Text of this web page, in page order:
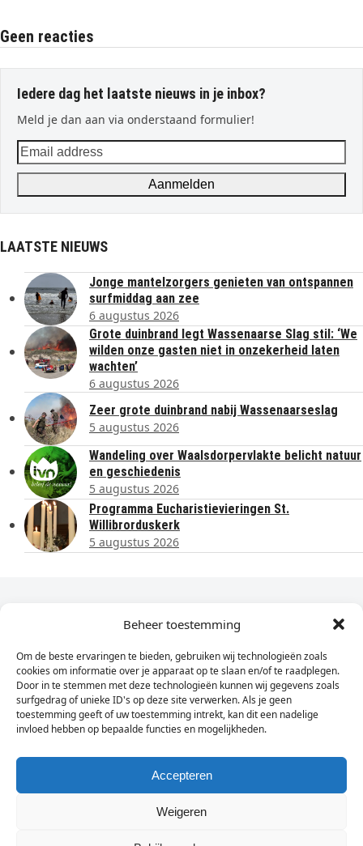
Beheer toestemming
Om de beste ervaringen te bieden, gebruiken wij technologieën zoals
cookies om informatie over je apparaat op te slaan en/of te raadplegen.
Door in te stemmen met deze technologieën kunnen wij gegevens zoals
surfgedrag of unieke ID's op deze site verwerken. Als je geen
toestemming geeft of uw toestemming intrekt, kan dit een nadelige
invloed hebben op bepaalde functies en mogelijkheden.
Accepteren
Weigeren
Geen reacties
Iedere dag het laatste nieuws in je inbox?
Meld je dan aan via onderstaand formulier!
Email
address
Aanmelden
LAATSTE NIEUWS
Jonge mantelzorgers genieten van ontspannen
surfmiddag aan zee
6 augustus 2026
Grote duinbrand legt Wassenaarse Slag stil: ‘We
wilden onze gasten niet in onzekerheid laten
wachten’
6 augustus 2026
Zeer grote duinbrand nabij Wassenaarseslag
5 augustus 2026
Wandeling over Waalsdorpervlakte belicht natuur
en geschiedenis
5 augustus 2026
Programma Eucharistievieringen St.
Willibrorduskerk
5 augustus 2026
Dagelijks het laatste nieuws in je e-mail?
Vul
hier
je
e-
mailadres
in
Sign Up